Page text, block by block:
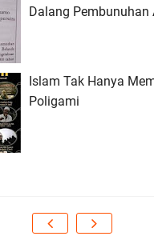
Dalang Pembunuhan
Islam Tak Hanya
Poligami